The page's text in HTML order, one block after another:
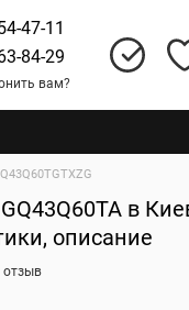
47-11
84-29
вам?
в
описание
отзыв